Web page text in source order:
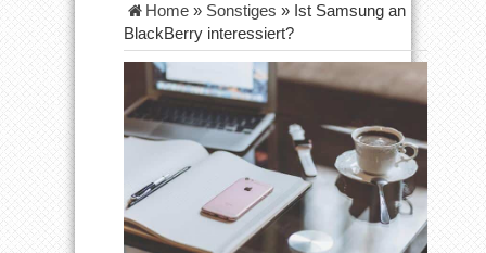
Home » Sonstiges » Ist Samsung an
BlackBerry interessiert?